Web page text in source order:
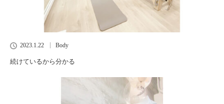
2023.1.22 Body
続けているから分かる